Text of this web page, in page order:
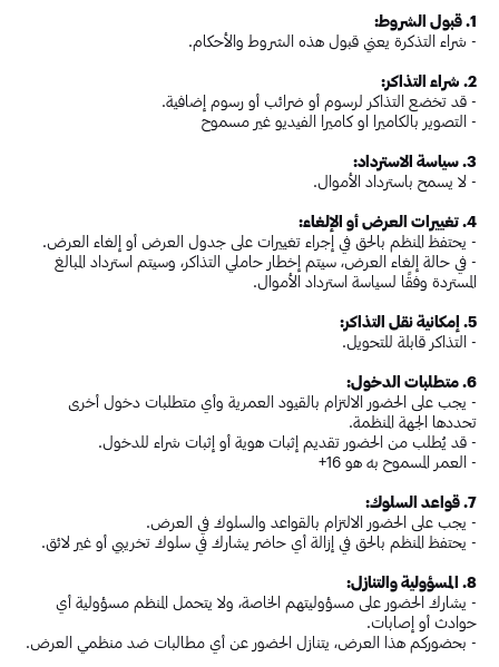
1. قبول الشروط:
- شراء التذكرة يعني قبول هذه الشروط والأحكام.
2. شراء التذاكر:
- قد تخضع التذاكر لرسوم أو ضرائب أو رسوم إضافية.
- التصوير بالكاميرا او كاميرا الفيديو غير مسموح
3. سياسة الاسترداد:
- لا يسمح باسترداد الأموال.
4. تغييرات العرض أو الإلغاء:
- يحتفظ المنظم بالحق في إجراء تغييرات على جدول العرض أو إلغاء العرض.
- في حالة إلغاء العرض، سيتم إخطار حاملي التذاكر، وسيتم استرداد المبالغ
المستردة وفقًا لسياسة استرداد الأموال.
5. إمكانية نقل التذاكر:
- التذاكر قابلة للتحويل.
6. متطلبات الدخول:
- يجب على الحضور الالتزام بالقيود العمرية وأي متطلبات دخول أخرى
تحددها الجهة المنظمة.
- قد يُطلب من الحضور تقديم إثبات هوية أو إثبات شراء للدخول.
- العمر المسموح به هو 16+
7. قواعد السلوك:
- يجب على الحضور الالتزام بالقواعد والسلوك في العرض.
- يحتفظ المنظم بالحق في إزالة أي حاضر يشارك في سلوك تخريبي أو غير لائق.
8. المسؤولية والتنازل:
- يشارك الحضور على مسؤوليتهم الخاصة، ولا يتحمل المنظم مسؤولية أي
حوادث أو إصابات.
- بحضوركم هذا العرض، يتنازل الحضور عن أي مطالبات ضد منظمي العرض.